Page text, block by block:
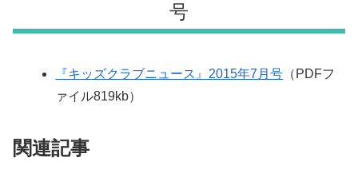
号
『キッズクラブニュース』2015年7月号 （PDFフ
ァイル819kb）
関連記事